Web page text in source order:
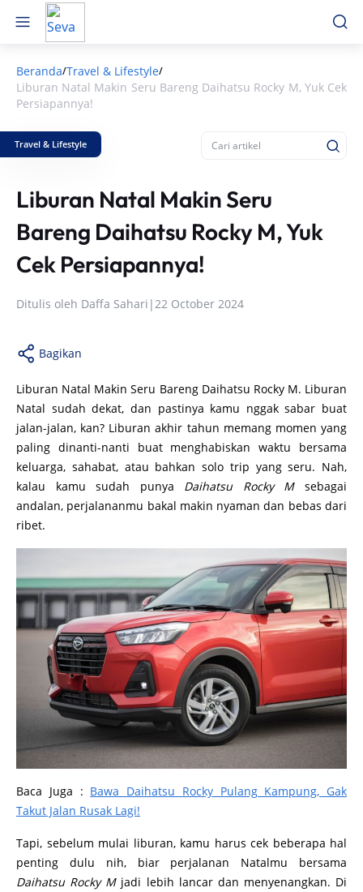
Beranda/Travel & Lifestyle/
Liburan Natal Makin Seru Bareng Daihatsu Rocky M, Yuk Cek
Persiapannya!
Travel & Lifestyle
Liburan Natal Makin Seru
Bareng Daihatsu Rocky M, Yuk
Cek Persiapannya!
Ditulis oleh Daffa Sahari |22 October 2024
Bagikan
Liburan Natal Makin Seru Bareng Daihatsu Rocky M. Liburan
Natal sudah dekat, dan pastinya kamu nggak sabar buat
jalan-jalan, kan? Liburan akhir tahun memang momen yang
paling dinanti-nanti buat menghabiskan waktu bersama
keluarga, sahabat, atau bahkan solo trip yang seru. Nah,
kalau kamu sudah punya Daihatsu Rocky Msebagai
andalan, perjalananmu bakal makin nyaman dan bebas dari
ribet.
Baca Juga : Bawa Daihatsu Rocky Pulang Kampung, Gak
Takut Jalan Rusak Lagi!
Tapi, sebelum mulai liburan, kamu harus cek beberapa hal
penting dulu nih, biar perjalanan Natalmu bersama
Daihatsu Rocky Mjadi lebih lancar dan menyenangkan. Di